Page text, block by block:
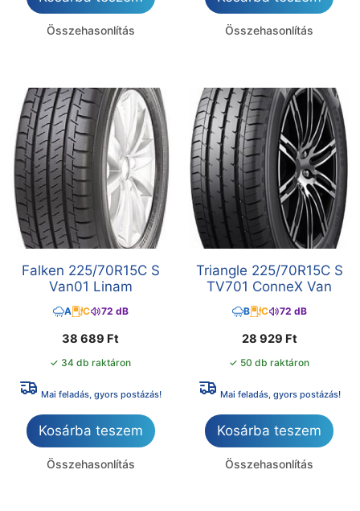
Összehasonlítás Összehasonlítás
Falken 225/70R15C S
Van01 Linam
A C 72 dB
38 689 Ft
✓ 34 db raktáron
Mai feladás, gyors postázás!
Kosárba teszem
Összehasonlítás
Triangle 225/70R15C S
TV701 ConneX Van
B C 72 dB
28 929 Ft
✓ 50 db raktáron
Mai feladás, gyors postázás!
Kosárba teszem
Összehasonlítás